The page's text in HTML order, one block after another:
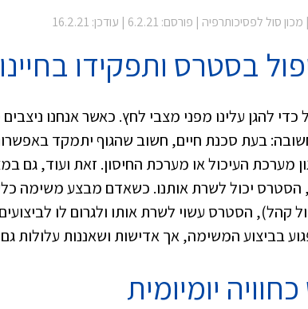
מכון סול לפסיכותרפיה | פורסם: 6.2.21 | עודכן: 16.2.21
בסטרס ותפקידו בחיינו
כדי להגן עלינו מפני מצבי לחץ. כאשר אנחנו
בעת סכנת חיים, חשוב שהגוף יתמקד
מערכת העיכול או מערכת החיסון. זאת ועוד, גם
יכול לשרת אותנו. כשאדם מבצע משימה
קהל), הסטרס עשוי לשרת אותו ולגרום לו
בביצוע המשימה, אך אדישות ושאננות עלולות
יומיומית